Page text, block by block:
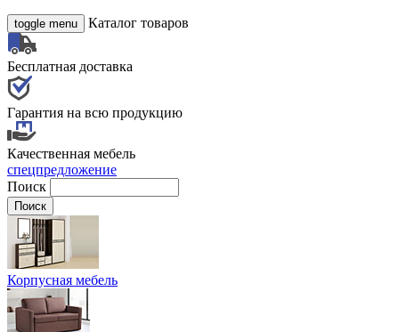
toggle menu Каталог товаров
Бесплатная доставка
Гарантия на всю продукцию
Качественная мебель
спецпредложение
Поиск
Корпусная мебель